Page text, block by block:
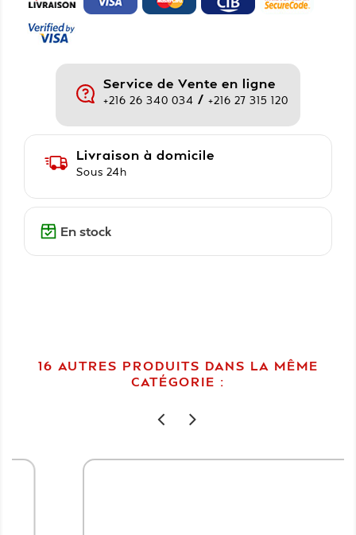
Service de Vente en ligne
+216 26 340 034 / +216 27 315 120
Livraison à domicile
Sous 24h
En stock
16 AUTRES PRODUITS DANS LA MÊME
CATÉGORIE :